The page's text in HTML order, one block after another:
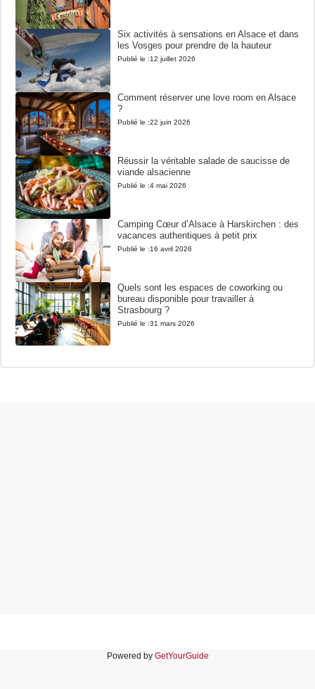
Six activités à sensations en Alsace et dans
les Vosges pour prendre de la hauteur
Publié le :12 juillet 2026
Comment réserver une love room en Alsace
?
Publié le :22 juin 2026
Réussir la véritable salade de saucisse de
viande alsacienne
Publié le :4 mai 2026
Camping Cœur d’Alsace à Harskirchen : des
vacances authentiques à petit prix
Publié le :16 avril 2026
Quels sont les espaces de coworking ou
bureau disponible pour travailler à
Strasbourg ?
Publié le :31 mars 2026
Powered by GetYourGuide